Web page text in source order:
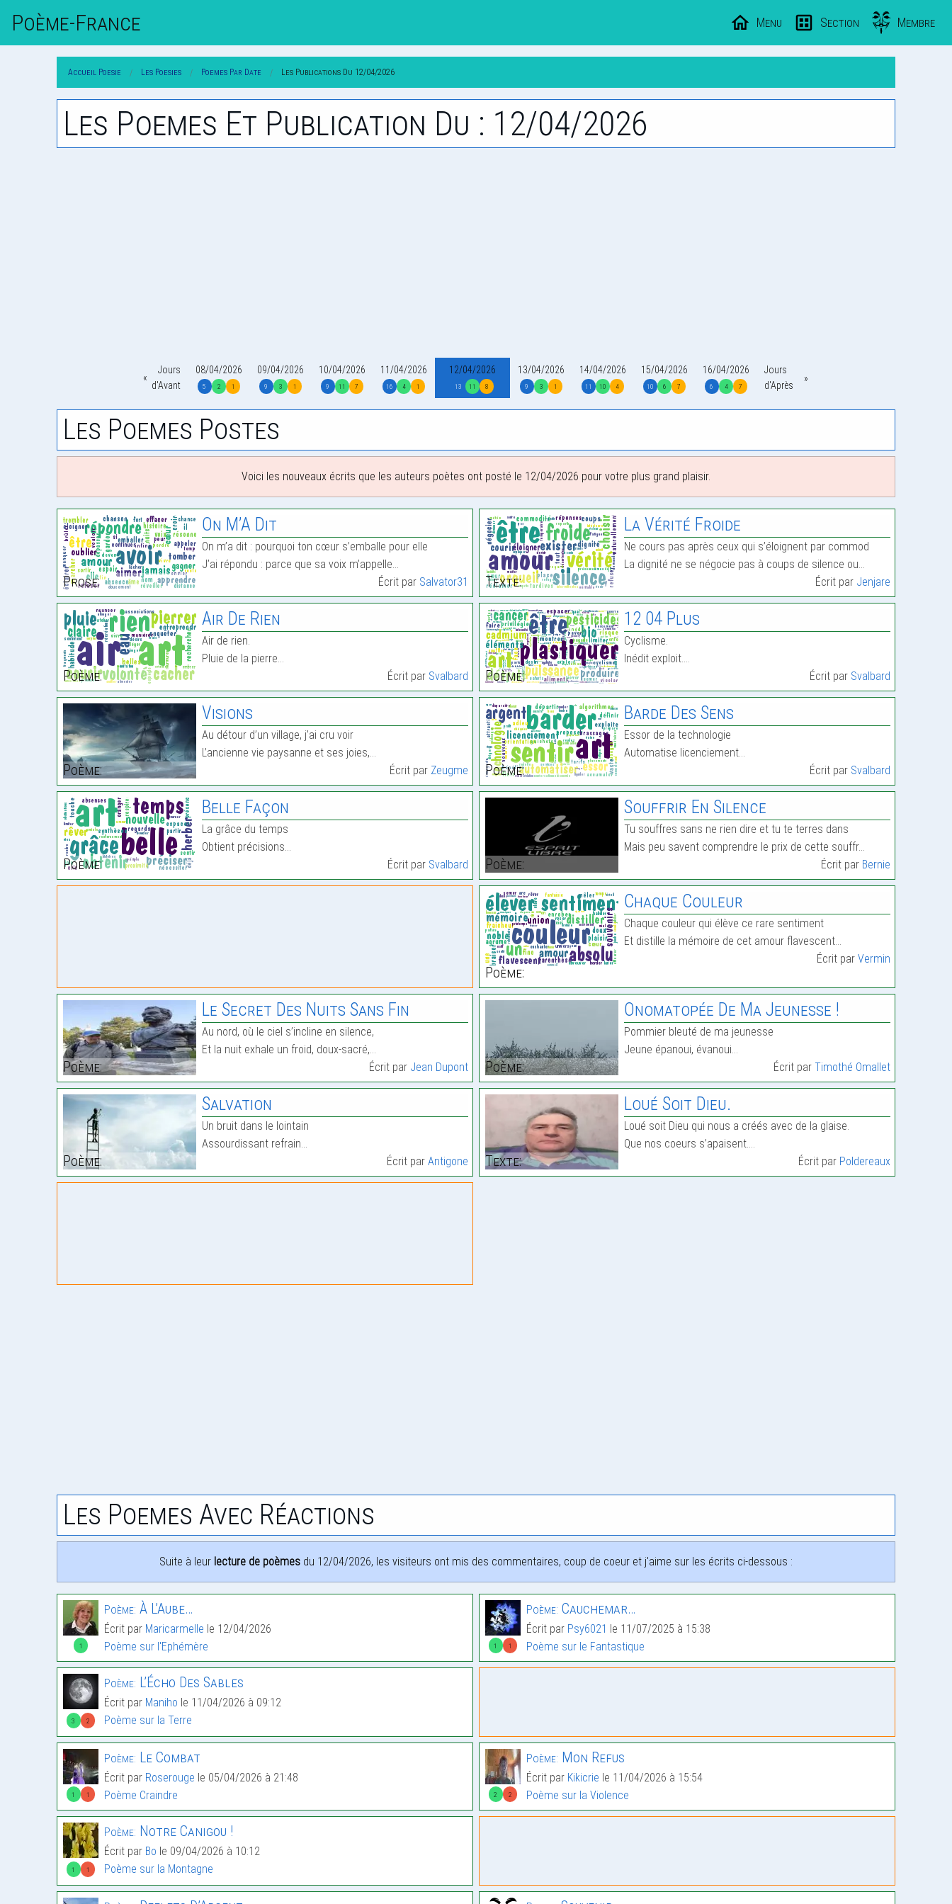
Poème-FrAnce Menu Section Membre
Accueil Poesie Les Poesies Poemes Par Date Les Publications Du 12/04/2026
Les Poemes Et Publication Du : 12/04/2026
Jours
d'Avant
08/04/2026
5 2 1
09/04/2026
9 3 1
10/04/2026
9 11 7
11/04/2026
16 4 1
12/04/2026
13 11 8
13/04/2026
9 3 1
14/04/2026
11 10 4
15/04/2026
10 6 7
16/04/2026
6 4 7
Jours
d'Après
Les Poemes Postes
Voici les nouveaux écrits que les auteurs poètes ont posté le 12/04/2026 pour votre plus grand plaisir.
Prose:
On M’A Dit
On m’a dit : pourquoi ton cœur s’emballe pour elle
J’ai répondu : parce que sa voix m’appelle…
Écrit par Salvator31 Texte:
La Vérité Froide
Ne cours pas après ceux qui s’éloignent par commod
La dignité ne se négocie pas à coups de silence ou…
Écrit par Jenjare
Poème:
Air De Rien
Air de rien.
Pluie de la pierre…
Écrit par Svalbard Poème:
12 04 Plus
Cyclisme.
Inédit exploit.…
Écrit par Svalbard
Poème:
Visions
Au détour d’un village, j’ai cru voir
L’ancienne vie paysanne et ses joies,…
Écrit par Zeugme Poème:
Barde Des Sens
Essor de la technologie
Automatise licenciement…
Écrit par Svalbard
Poème:
Belle Façon
La grâce du temps
Obtient précisions…
Écrit par Svalbard Poème:
Souffrir En Silence
Tu souffres sans ne rien dire et tu te terres dans
Mais peu savent comprendre le prix de cette souffr…
Écrit par Bernie
Poème:
Chaque Couleur
Chaque couleur qui élève ce rare sentiment
Et distille la mémoire de cet amour flavescent…
Écrit parVermin
Poème:
Le Secret Des Nuits Sans Fin
Au nord, où le ciel s’incline en silence,
Et la nuit exhale un froid, doux-sacré,…
Écrit par Jean Dupont Poème:
Onomatopée De Ma Jeunesse !
Pommier bleuté de ma jeunesse
Jeune épanoui, évanoui…
Écrit parTimothé Omallet
Poème:
Salvation
Un bruit dans le lointain
Assourdissant refrain…
Écrit parAntigone Texte:
Loué Soit Dieu.
Loué soit Dieu qui nous a créés avec de la glaise.
Que nos coeurs s’apaisent.…
Écrit par Poldereaux
Les Poemes Avec Réactions
Suite à leur lecture de poèmes du 12/04/2026, les visiteurs ont mis des commentaires, coup de coeur et j'aime sur les écrits ci-dessous :
1
Poème: À L’Aube…
Écrit par Maricarmelle le 12/04/2026
Poème sur l'Ephémère
1 1
Poème: Cauchemar…
Écrit par Psy6021 le 11/07/2025 à 15:38
Poème sur le Fantastique
3 2
Poème: L’Écho Des Sables
Écrit par Maniho le 11/04/2026 à 09:12
Poème sur la Terre
1 1
Poème: Le Combat
Écrit par Roserouge le 05/04/2026 à 21:48
Poème Craindre
2 2
Poème: Mon Refus
Écrit par Kikicrie le 11/04/2026 à 15:54
Poème sur la Violence
1 1
Poème: Notre Canigou !
Écrit par Bo le 09/04/2026 à 10:12
Poème sur la Montagne